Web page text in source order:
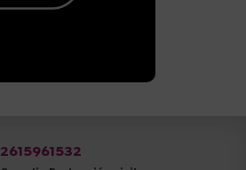
2615961532